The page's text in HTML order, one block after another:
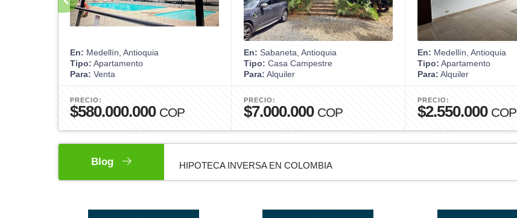
En: Medellín, Antioquia
Tipo: Apartamento
Para: Venta
PRECIO:
$580.000.000 COP
En: Sabaneta, Antioquia
Tipo: Casa Campestre
Para: Alquiler
PRECIO:
$7.000.000 COP
En: Medellín, Antioquia
Tipo: Apartamento
Para: Alquiler
PRECIO:
$2.550.000 COP
Blog HIPOTECA INVERSA EN COLOMBIA